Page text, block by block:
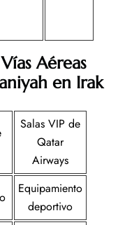
Aéreas
en Irak
Salas VIP de
Qatar
Airways
Equipamiento
deportivo